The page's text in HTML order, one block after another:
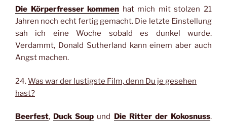
Die Körperfresser kommen hat mich mit stolzen 21
Jahren noch echt fertig gemacht. Die letzte Einstellung
sah ich eine Woche sobald es dunkel wurde.
Verdammt, Donald Sutherland kann einem aber auch
Angst machen.
24.Was war der lustigste Film, denn Du je gesehen
hast?
Beerfest, Duck Soup und Die Ritter der Kokosnuss.